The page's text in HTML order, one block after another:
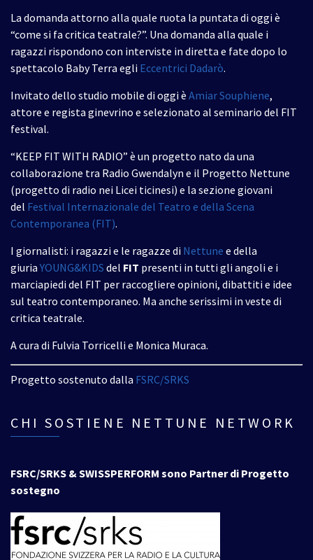
La domanda attorno alla quale ruota la puntata di oggi è
“come si fa critica teatrale?”. Una domanda alla quale i
ragazzi rispondono con interviste in diretta e fate dopo lo
spettacolo Baby Terra egli Eccentrici Dadarò.
Invitato dello studio mobile di oggi è Amiar Souphiene,
attore e regista ginevrino e selezionato al seminario del FIT
festival.
“KEEP FIT WITH RADIO” è un progetto nato da una
collaborazione tra Radio Gwendalyn e il Progetto Nettune
(progetto di radio nei Licei ticinesi) e la sezione giovani
del Festival Internazionale del Teatro e della Scena
Contemporanea (FIT).
I giornalisti: i ragazzi e le ragazze di Nettune e della
giuriaYOUNG&KIDS del FIT presenti in tutti gli angoli e i
marciapiedi del FIT per raccogliere opinioni, dibattiti e idee
sul teatro contemporaneo. Ma anche serissimi in veste di
critica teatrale.
A cura di Fulvia Torricelli e Monica Muraca.
Progetto sostenuto dalla FSRC/SRKS
CHI SOSTIENE NETTUNE NETWORK
FSRC/SRKS & SWISSPERFORM sono Partner di Progetto
sostegno